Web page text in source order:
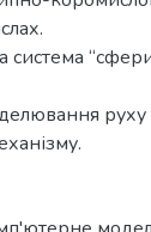
система